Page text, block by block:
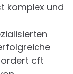
komplex und
oft